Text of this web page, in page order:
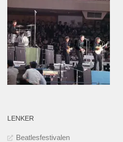
LENKER
Beatlesfestivalen